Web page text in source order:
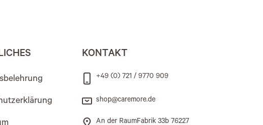
KONTAKT
+49 (0) 721 / 9770 909
shop@caremore.de
An der RaumFabrik 33b 76227